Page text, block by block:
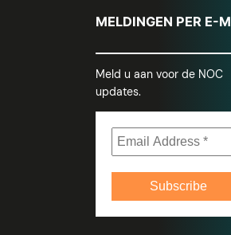
MELDINGEN PER E-
Meld u aan voor de NOC
updates.